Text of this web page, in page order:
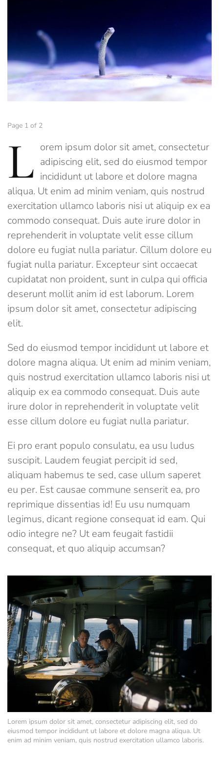
Page 1 of 2
L orem ipsum dolor sit amet, consectetur
adipiscing elit, sed do eiusmod tempor
incididunt ut labore et dolore magna
aliqua. Ut enim ad minim veniam, quis nostrud
exercitation ullamco laboris nisi ut aliquip ex ea
commodo consequat. Duis aute irure dolor in
reprehenderit in voluptate velit esse cillum
dolore eu fugiat nulla pariatur. Cillum dolore eu
fugiat nulla pariatur. Excepteur sint occaecat
cupidatat non proident, sunt in culpa qui officia
deserunt mollit anim id est laborum. Lorem
ipsum dolor sit amet, consectetur adipiscing
elit.
Sed do eiusmod tempor incididunt ut labore et
dolore magna aliqua. Ut enim ad minim veniam,
quis nostrud exercitation ullamco laboris nisi ut
aliquip ex ea commodo consequat. Duis aute
irure dolor in reprehenderit in voluptate velit
esse cillum dolore eu fugiat nulla pariatur.
Ei pro erant populo consulatu, ea usu ludus
suscipit. Laudem feugiat percipit id sed,
aliquam habemus te sed, case ullum saperet
eu per. Est causae commune senserit ea, pro
reprimique dissentias id! Eu usu numquam
legimus, dicant regione consequat id eam. Qui
odio integre ne? Ut eam feugait fastidii
consequat, et quo aliquip accumsan?
Lorem ipsum dolor sit amet, consectetur adipiscing elit, sed do
eiusmod tempor incididunt ut labore et dolore magna aliqua. Ut
enim ad minim veniam, quis nostrud exercitation ullamco laboris.